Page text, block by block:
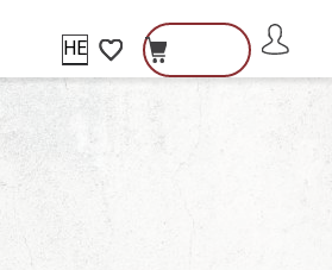
HE
פתיחת
פתיחת
חלונית
פתיחת
למשתמש